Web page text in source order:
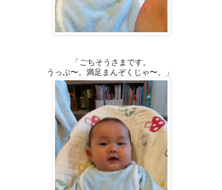
「ごちそうさまです。
うっぷ〜。満足まんぞくじゃ〜。」